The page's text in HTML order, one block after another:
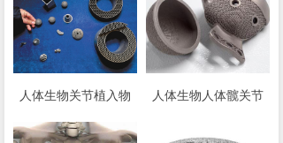
人体生物关节植入物 人体生物人体髋关节